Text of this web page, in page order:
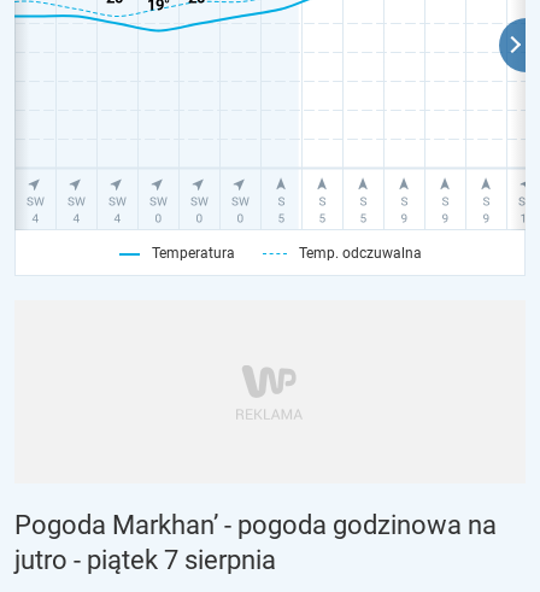
Temperatura Temp. odczuwalna
Pogoda Markhan’ - pogoda godzinowa na
jutro - piątek 7 sierpnia